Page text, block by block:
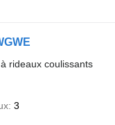
rideaux coulissants
3